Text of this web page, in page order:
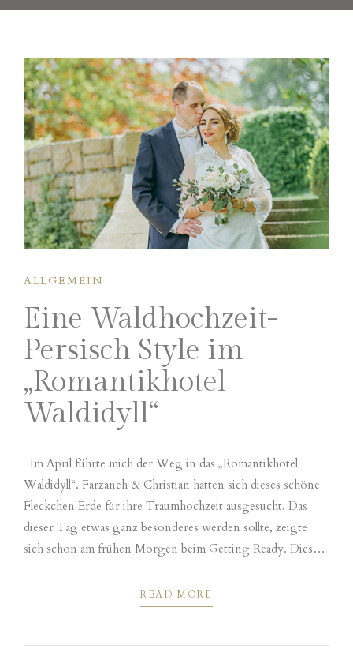
ALLGEMEIN
Eine Waldhochzeit-
Persisch Style im
„Romantikhotel
Waldidyll“
Im April führte mich der Weg in das „Romantikhotel
Waldidyll“. Farzaneh & Christian hatten sich dieses schöne
Fleckchen Erde für ihre Traumhochzeit ausgesucht. Das
dieser Tag etwas ganz besonderes werden sollte, zeigte
sich schon am frühen Morgen beim Getting Ready. Diese
READ MORE